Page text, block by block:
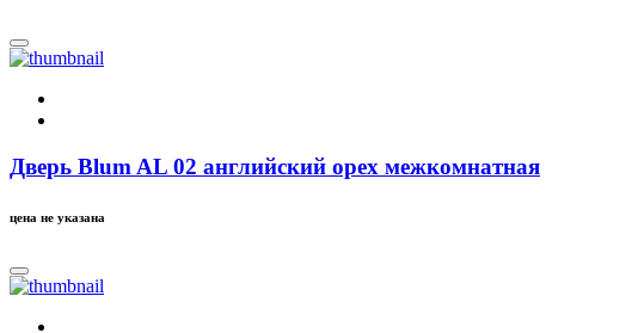
Дверь Blum AL 02 английский орех межкомнатная
цена не указана